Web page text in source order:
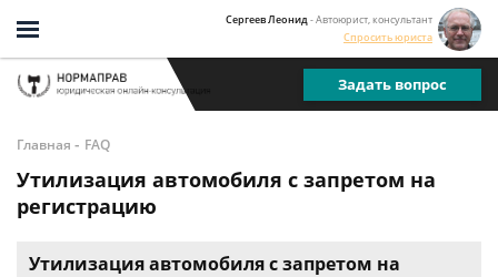
Сергеев Леонид - Автоюрист, консультант
Спросить юриста
Задать вопрос
Главная - FAQ
Утилизация автомобиля с запретом на
регистрацию
Утилизация автомобиля с запретом на